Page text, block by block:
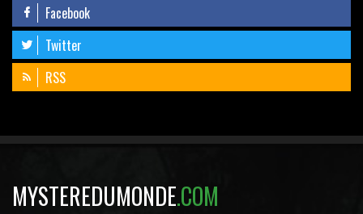
Facebook
Twitter
RSS
MYSTEREDUMONDE.COM